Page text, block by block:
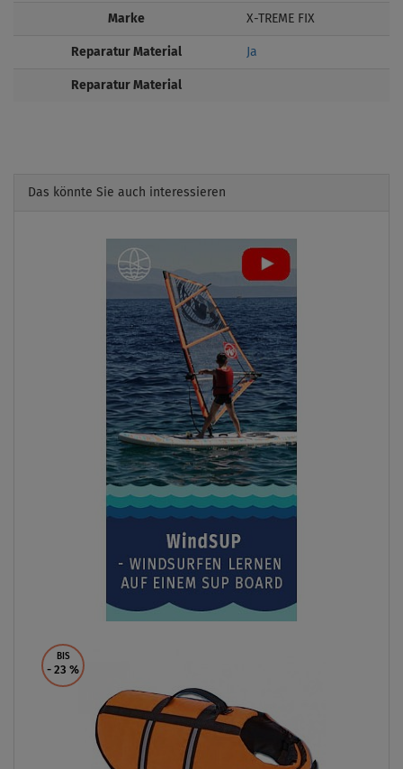
Marke X-TREME FIX
Reparatur Material Ja
Reparatur Material
Das könnte Sie auch interessieren
BIS
- 23 %
Previous